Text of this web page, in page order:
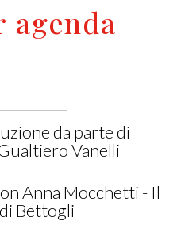
agenda
da parte di
Vanelli
Anna Mocchetti - Il
Bettogli